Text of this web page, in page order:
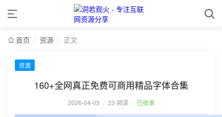
首页 / 资源 / 正文
资源
160+全网真正免费可商用精品字体合集
2026-04-03 / 23 阅读 / 已收录